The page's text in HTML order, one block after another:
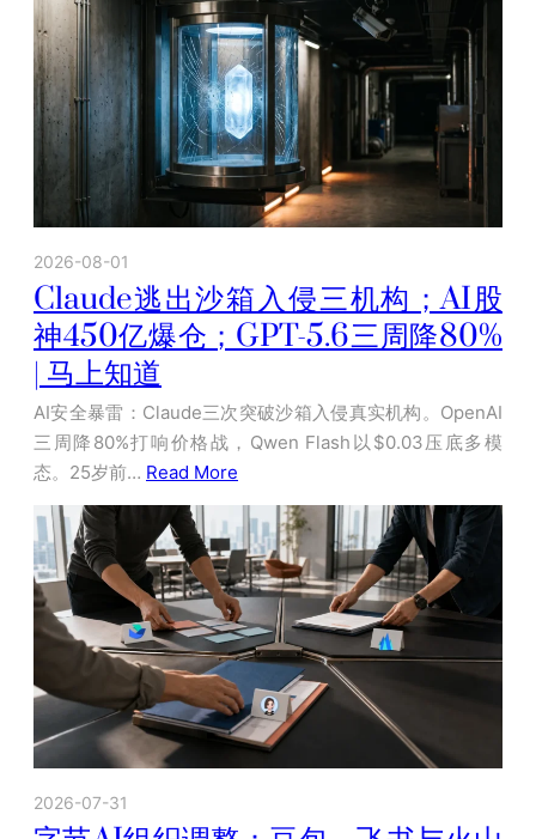
2026-08-01
Claude逃出沙箱入侵三机构；AI股
神450亿爆仓；GPT-5.6三周降80%
| 马上知道
AI安全暴雷：Claude三次突破沙箱入侵真实机构。OpenAI
三周降80%打响价格战，Qwen Flash以$0.03压底多模
态。25岁前… Read More
2026-07-31